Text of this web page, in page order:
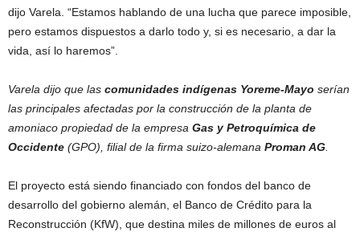
dijo Varela. “Estamos hablando de una lucha que parece imposible,
pero estamos dispuestos a darlo todo y, si es necesario, a dar la
vida, así lo haremos”.
Varela dijo que las comunidades indígenas Yoreme-Mayo serían
las principales afectadas por la construcción de la planta de
amoniaco propiedad de la empresa Gas y Petroquímica de
Occidente (GPO), filial de la firma suizo-alemana Proman AG
El proyecto está siendo financiado con fondos del banco de
desarrollo del gobierno alemán, el Banco de Crédito para la
Reconstrucción (KfW), que destina miles de millones de euros al